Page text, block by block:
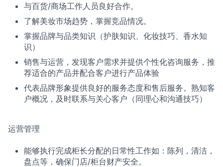
与百货/商场工作人员良好合作。
了解美妆市场趋势，掌握竞品情况。
掌握品牌与品类知识（护肤知识、化妆技巧、香水知
识）
销售与运营，发现客户需求并提供个性化咨询服务，推
荐适合的产品并配合客户进行产品体验
代表品牌形象提供良好的服务态度和售后服务。熟知客
户概况，及时联系与关心客户（同理心和沟通技巧）
运营管理
能够执行完成柜长分配的日常性工作如：陈列，清洁，
盘点等，确保门店/柜台财产安全。